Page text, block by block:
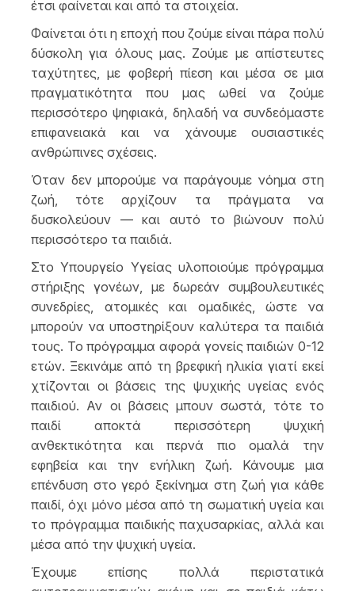
έτσι φαίνεται και από τα στοιχεία.
Φαίνεται ότι η εποχή που ζούμε είναι πάρα πολύ
δύσκολη για όλους μας. Ζούμε με απίστευτες
ταχύτητες, με φοβερή πίεση και μέσα σε μια
πραγματικότητα που μας ωθεί να ζούμε
περισσότερο ψηφιακά, δηλαδή να συνδεόμαστε
επιφανειακά και να χάνουμε ουσιαστικές
ανθρώπινες σχέσεις.
Όταν δεν μπορούμε να παράγουμε νόημα στη
ζωή, τότε αρχίζουν τα πράγματα να
δυσκολεύουν — και αυτό το βιώνουν πολύ
περισσότερο τα παιδιά.
Στο Υπουργείο Υγείας υλοποιούμε πρόγραμμα
στήριξης γονέων, με δωρεάν συμβουλευτικές
συνεδρίες, ατομικές και ομαδικές, ώστε να
μπορούν να υποστηρίξουν καλύτερα τα παιδιά
τους. Το πρόγραμμα αφορά γονείς παιδιών 0-12
ετών. Ξεκινάμε από τη βρεφική ηλικία γιατί εκεί
χτίζονται οι βάσεις της ψυχικής υγείας ενός
παιδιού. Αν οι βάσεις μπουν σωστά, τότε το
παιδί αποκτά περισσότερη ψυχική
ανθεκτικότητα και περνά πιο ομαλά την
εφηβεία και την ενήλικη ζωή. Κάνουμε μια
επένδυση στο γερό ξεκίνημα στη ζωή για κάθε
παιδί, όχι μόνο μέσα από τη σωματική υγεία και
το πρόγραμμα παιδικής παχυσαρκίας, αλλά και
μέσα από την ψυχική υγεία.
Έχουμε επίσης πολλά περιστατικά